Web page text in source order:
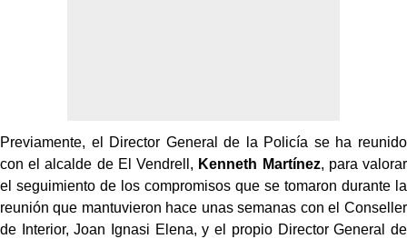
Previamente, el Director General de la Policía se ha reunido
con el alcalde de El Vendrell, Kenneth Martínez, para valorar
el seguimiento de los compromisos que se tomaron durante la
reunión que mantuvieron hace unas semanas con el Conseller
de Interior, Joan Ignasi Elena, y el propio Director General de